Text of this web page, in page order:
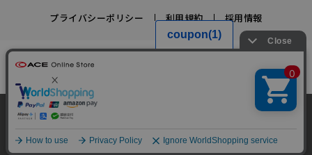
プライバシーポリシー 利用規約 採用情報
かばんの総合メーカー、エース公式サイト
スーツケースビジネスバッグ直営店ならではの豊富なラインナップでご紹介！
充実のアフターサービス・豊富な品揃え・安心のメーカー直営ストア
Copyright © ACE Co., Ltd. All rights reserved.
当サイトでは、サイトの利便性向上のため、クッ
て詳細はこちら